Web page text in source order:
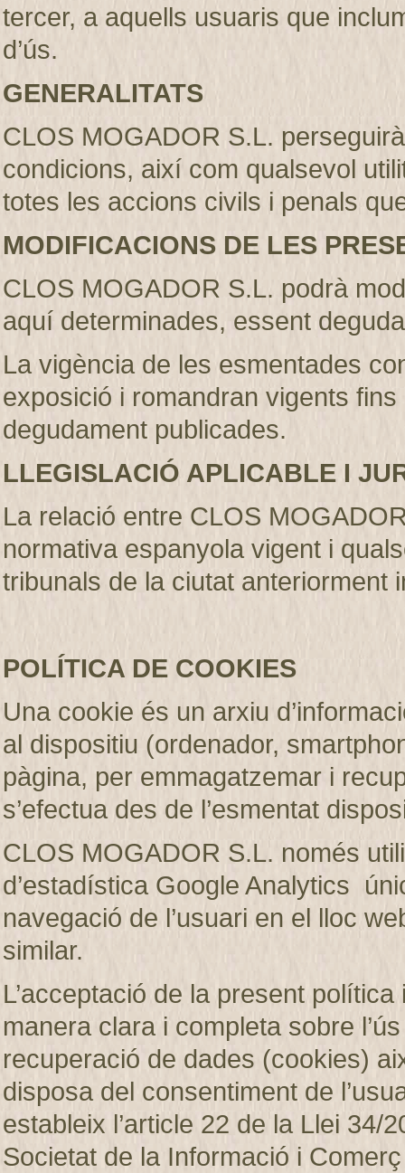
tercer, a aquells usuaris que
d’ús.
GENERALITATS
CLOS MOGADOR S.L.
condicions, així com qualsevol
totes les accions civils i penals
MODIFICACIONS DE LES
CLOS MOGADOR S.L. podrà
aquí determinades, essent
La vigència de les esmentades
exposició i romandran vigents
degudament publicades.
LLEGISLACIÓ APLICABLE I
La relació entre CLOS
normativa espanyola vigent i
tribunals de la ciutat anteriorment
POLÍTICA DE COOKIES
Una cookie és un arxiu
al dispositiu (ordenador,
pàgina, per emmagatzemar i
s’efectua des de l’esmentat
CLOS MOGADOR S.L. només
d’estadística Google Analytics
navegació de l’usuari en el lloc
similar.
L’acceptació de la present
manera clara i completa sobre
recuperació de dades (cookies)
disposa del consentiment de
estableix l’article 22 de la Llei 34/
Societat de la Informació i